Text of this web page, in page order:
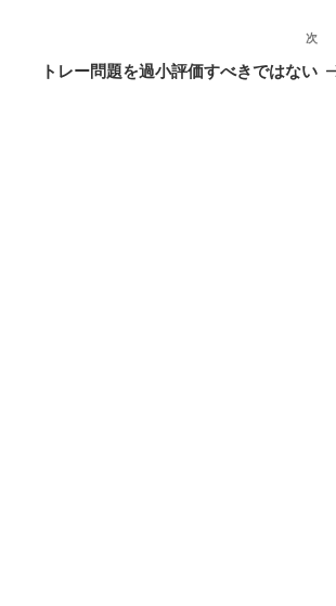
次
の
次
トレー問題を過小評価すべきではない